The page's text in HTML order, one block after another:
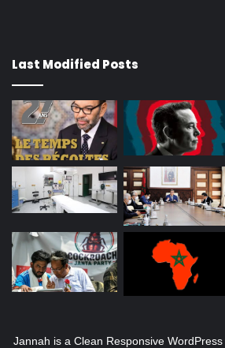
Last Modified Posts
Jannah is a Clean Responsive